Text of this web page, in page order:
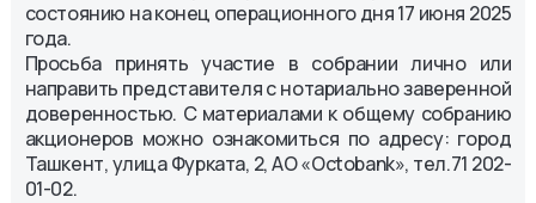
состоянию на конец операционного дня 17 июня 2025
года.
Просьба принять участие в собрании лично или
направить представителя с нотариально заверенной
доверенностью. С материалами к общему собранию
акционеров можно ознакомиться по адресу: город
Ташкент, улица Фурката, 2, АО «Octobank», тел.71 202-
01-02.